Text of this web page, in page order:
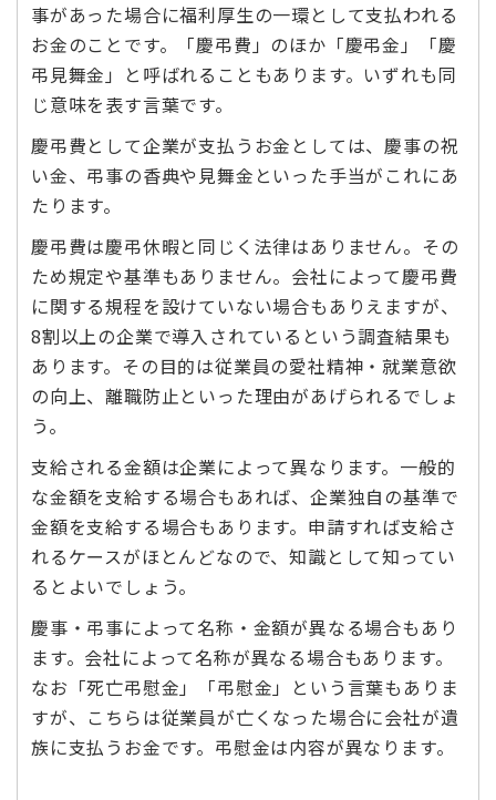
事があった場合に福利厚生の一環として支払われる
お金のことです。「慶弔費」のほか「慶弔金」「慶
弔見舞金」と呼ばれることもあります。いずれも同
じ意味を表す言葉です。
慶弔費として企業が支払うお金としては、慶事の祝
い金、弔事の香典や見舞金といった手当がこれにあ
たります。
慶弔費は慶弔休暇と同じく法律はありません。その
ため規定や基準もありません。会社によって慶弔費
に関する規程を設けていない場合もありえますが、
8割以上の企業で導入されているという調査結果も
あります。その目的は従業員の愛社精神・就業意欲
の向上、離職防止といった理由があげられるでしょ
う。
支給される金額は企業によって異なります。一般的
な金額を支給する場合もあれば、企業独自の基準で
金額を支給する場合もあります。申請すれば支給さ
れるケースがほとんどなので、知識として知ってい
るとよいでしょう。
慶事・弔事によって名称・金額が異なる場合もあり
ます。会社によって名称が異なる場合もあります。
なお「死亡弔慰金」「弔慰金」という言葉もありま
すが、こちらは従業員が亡くなった場合に会社が遺
族に支払うお金です。弔慰金は内容が異なります。